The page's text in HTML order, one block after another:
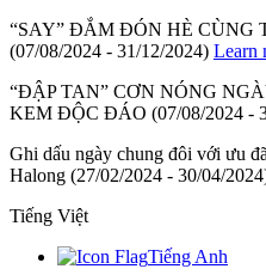
“SAY” ĐẮM ĐÓN HÈ CÙNG
(07/08/2024 - 31/12/2024) Learn
“ĐẬP TAN” CƠN NÓNG
KEM ĐỘC ĐÁO (07/08/2024 -
Ghi dấu ngày chung đôi với ưu
Halong (27/02/2024 - 30/04/
Tiếng Việt
Tiếng Anh